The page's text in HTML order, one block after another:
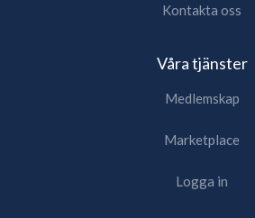
Kontakta oss
Våra tjänster
Medlemskap
Marketplace
Logga in